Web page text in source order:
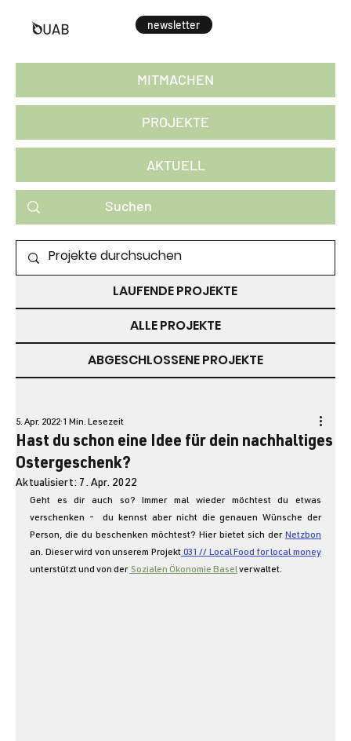
newsletter
Hast du schon eine Idee für dein nachhaltiges
Ostergeschenk?
5. Apr. 2022 1 Min. Lesezeit
Aktualisiert: 7. Apr. 2022
Geht es dir auch so? Immer mal wieder möchtest du etwas
verschenken -  du kennst aber nicht die genauen Wünsche der
Person, die du beschenken möchtest? Hier bietet sich der Netzbon
an. Dieser wird von unserem Projekt 031 // Local Food for local money
unterstützt und von der Sozialen Ökonomie Basel verwaltet.
AKTUELL
PROJEKTE
MITMACHEN
PROJEKTE ZUM MITMACHEN
LAUFENDE PROJEKTE
ALLE PROJEKTE
ABGESCHLOSSENE PROJEKTE